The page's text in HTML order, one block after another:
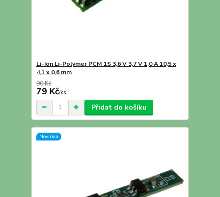
Li-Ion Li-Polymer PCM 1S 3,6 V 3,7 V 1,0 A 10,5 x
4,1 x 0,6 mm
90 Kč
79 Kč/ks
Přidat do košíku
Novinka